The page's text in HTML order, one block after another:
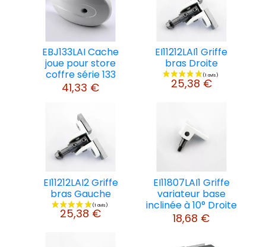
EBJ133LAI Cache
joue pour store
coffre série 133
41,33 €
EI11212LAI1 Griffe
bras Droite
25,38 €
EI11212LAI2 Griffe
bras Gauche
25,38 €
EI11807LAI1 Griffe
variateur base
inclinée à 10° Droite
18,68 €